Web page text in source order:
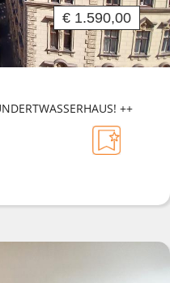
€ 1.590,00
++